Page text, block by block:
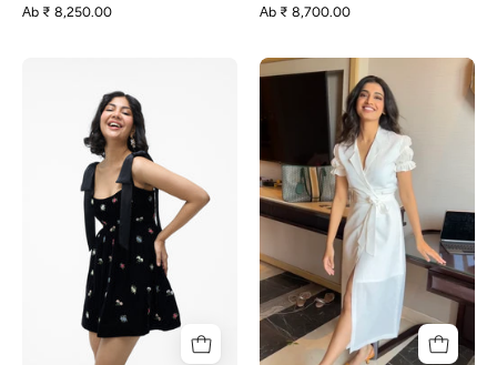
Аb ₹ 8,250.00
Аb ₹ 8,700.00
Aazriel
–
Off-
White